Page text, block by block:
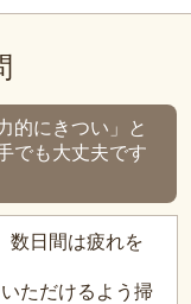
的にきつい」と
でも大丈夫です
数日間は疲れを
ただけるよう掃